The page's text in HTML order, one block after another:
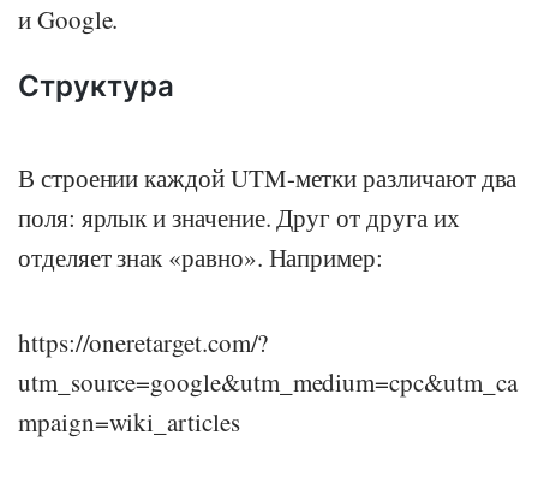
и Google.
Структура
В строении каждой UTM-метки различают два
поля: ярлык и значение. Друг от друга их
отделяет знак «равно». Например:
https://oneretarget.com/?
utm_source=google&utm_medium=cpc&utm_ca
mpaign=wiki_articles